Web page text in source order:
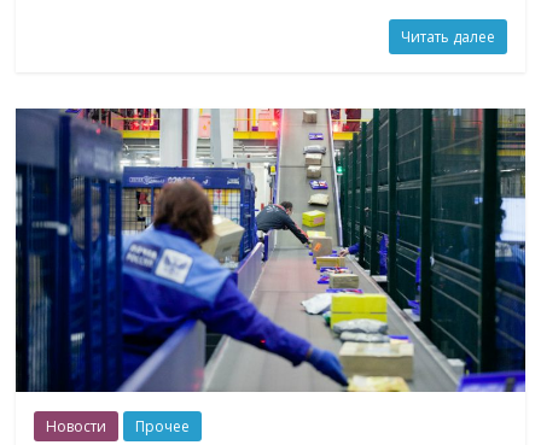
Читать далее
Новости Прочее